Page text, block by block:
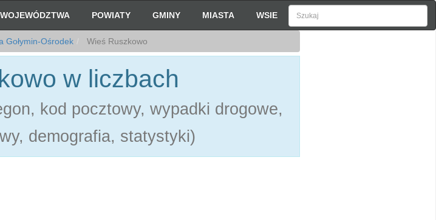
WOJEWÓDZTWA POWIATY GMINY MIASTA WSIE
Gołymin-Ośrodek Wieś Ruszkowo
w liczbach
kod pocztowy, wypadki drogowe,
demografia, statystyki)